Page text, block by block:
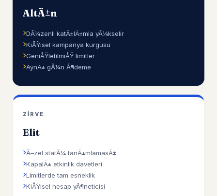
AltÄ±n
DÃ¼zenli katÄ±lÄ±mla yÃ¼kselir
KiÅŸisel kampanya kurgusu
GeniÅŸletilmiÅŸ limitler
AynÄ± gÃ¼n Ã¶deme
ZIRVE
Elit
Ã–zel statÃ¼ tanÄ±mlamasÄ±
KapalÄ± etkinlik davetleri
Limitlerde tam esneklik
KiÅŸisel hesap yÃ¶neticisi